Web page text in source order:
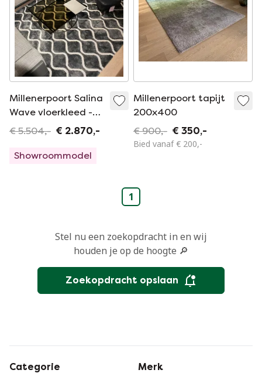
Millenerpoort Salina
Wave vloerkleed -
350x250
€ 5.504,- € 2.870,-
Showroommodel
Millenerpoort tapijt
200x400
€ 900,- € 350,-
Bied vanaf € 200,-
1
Stel nu een zoekopdracht in en wij
houden je op de hoogte 🔎
Zoekopdracht opslaan
Categorie
Merk